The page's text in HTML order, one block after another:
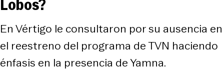
Lobos?
En Vértigo le consultaron por su ausencia en
el reestreno del programa de TVN haciendo
énfasis en la presencia de Yamna.